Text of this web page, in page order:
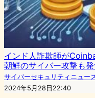
インド人詐欺師が
朝鮮のサイバー攻撃も
サイバーセキュリティニュー
2024年5月28日22:40